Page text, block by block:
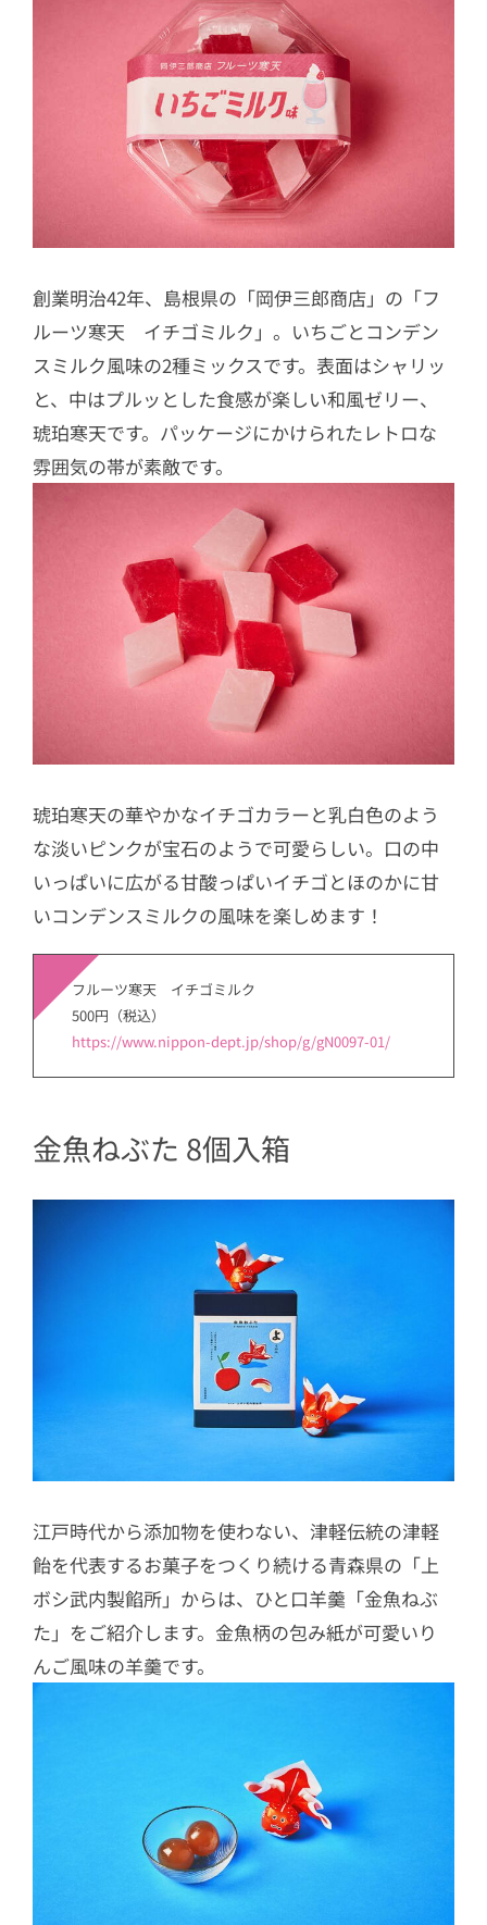
創業明治42年、島根県の「岡伊三郎商店」の「フ
ルーツ寒天 イチゴミルク」。いちごとコンデン
スミルク風味の2種ミックスです。表面はシャリッ
と、中はプルッとした食感が楽しい和風ゼリー、
琥珀寒天です。パッケージにかけられたレトロな
雰囲気の帯が素敵です。
琥珀寒天の華やかなイチゴカラーと乳白色のよう
な淡いピンクが宝石のようで可愛らしい。口の中
いっぱいに広がる甘酸っぱいイチゴとほのかに甘
いコンデンスミルクの風味を楽しめます！
フルーツ寒天 イチゴミルク
500円（税込）
https://www.nippon-dept.jp/shop/g/gN0097-01/
金魚ねぶた 8個入箱
江戸時代から添加物を使わない、津軽伝統の津軽
飴を代表するお菓子をつくり続ける青森県の「上
ボシ武内製餡所」からは、ひと口羊羹「金魚ねぶ
た」をご紹介します。金魚柄の包み紙が可愛いり
んご風味の羊羹です。